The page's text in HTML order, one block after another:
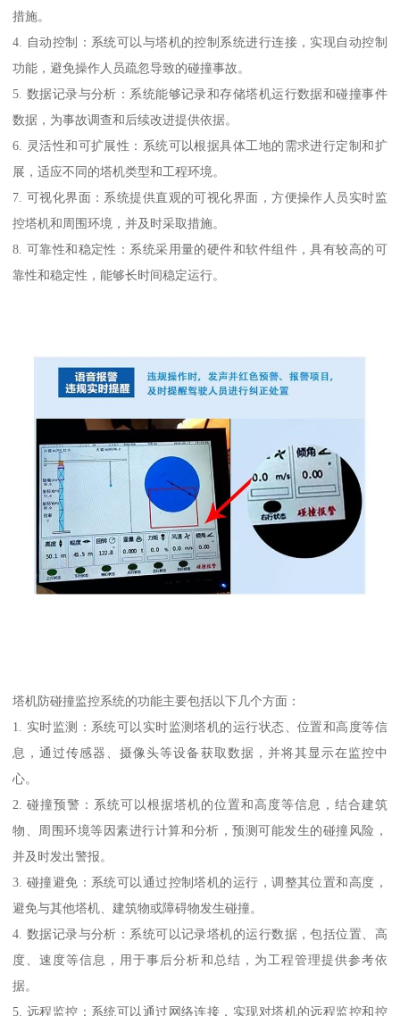
措施。
4. 自动控制：系统可以与塔机的控制系统进行连接，实现自动控制
功能，避免操作人员疏忽导致的碰撞事故。
5. 数据记录与分析：系统能够记录和存储塔机运行数据和碰撞事件
数据，为事故调查和后续改进提供依据。
6. 灵活性和可扩展性：系统可以根据具体工地的需求进行定制和扩
展，适应不同的塔机类型和工程环境。
7. 可视化界面：系统提供直观的可视化界面，方便操作人员实时监
控塔机和周围环境，并及时采取措施。
8. 可靠性和稳定性：系统采用量的硬件和软件组件，具有较高的可
靠性和稳定性，能够长时间稳定运行。
塔机防碰撞监控系统的功能主要包括以下几个方面：
1. 实时监测：系统可以实时监测塔机的运行状态、位置和高度等信
息，通过传感器、摄像头等设备获取数据，并将其显示在监控中
心。
2. 碰撞预警：系统可以根据塔机的位置和高度等信息，结合建筑
物、周围环境等因素进行计算和分析，预测可能发生的碰撞风险，
并及时发出警报。
3. 碰撞避免：系统可以通过控制塔机的运行，调整其位置和高度，
避免与其他塔机、建筑物或障碍物发生碰撞。
4. 数据记录与分析：系统可以记录塔机的运行数据，包括位置、高
度、速度等信息，用于事后分析和总结，为工程管理提供参考依
据。
5. 远程监控：系统可以通过网络连接，实现对塔机的远程监控和控